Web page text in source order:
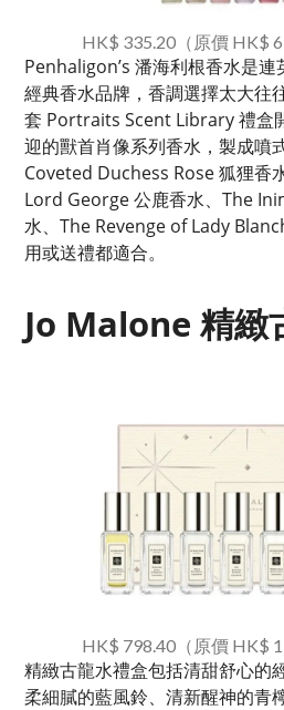
HK$ 335.20（原價 HK$
Penhaligon’s 潘海利根香水是
經典香水品牌，香調選擇太大往
套 Portraits Scent Library 禮盒
迎的獸首肖像系列香水，製成噴
Coveted Duchess Rose 狐狸香
Lord George 公鹿香水、The
水、The Revenge of Lady
用或送禮都適合。
Jo Malone 精緻
HK$ 798.40（原價 HK$
精緻古龍水禮盒包括清甜舒心的
柔細膩的藍風鈴、清新醒神的青